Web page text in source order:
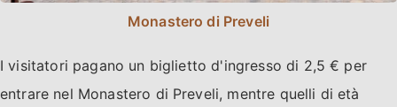
Monastero di Preveli
I visitatori pagano un biglietto d'ingresso di 2,5 € per
entrare nel Monastero di Preveli, mentre quelli di età